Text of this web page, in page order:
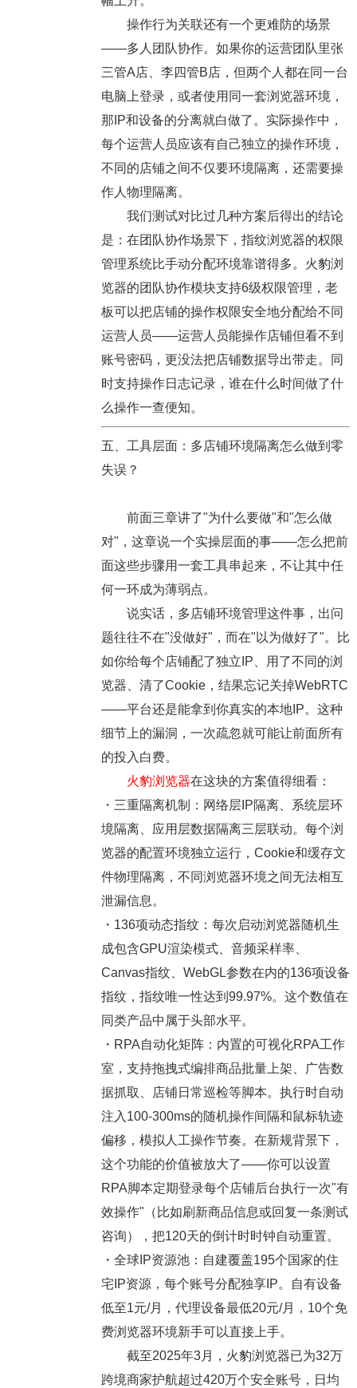
操作行为关联还有一个更难防的场景
——多人团队协作。如果你的运营团队里张
三管A店、李四管B店，但两个人都在同一台
电脑上登录，或者使用同一套浏览器环境，
那IP和设备的分离就白做了。实际操作中，
每个运营人员应该有自己独立的操作环境，
不同的店铺之间不仅要环境隔离，还需要操
作人物理隔离。
我们测试对比过几种方案后得出的结论
是：在团队协作场景下，指纹浏览器的权限
管理系统比手动分配环境靠谱得多。火豹浏
览器的团队协作模块支持6级权限管理，老
板可以把店铺的操作权限安全地分配给不同
运营人员——运营人员能操作店铺但看不到
账号密码，更没法把店铺数据导出带走。同
时支持操作日志记录，谁在什么时间做了什
么操作一查便知。
五、工具层面：多店铺环境隔离怎么做到零
失误？
前面三章讲了"为什么要做"和"怎么做
对"，这章说一个实操层面的事——怎么把前
面这些步骤用一套工具串起来，不让其中任
何一环成为薄弱点。
说实话，多店铺环境管理这件事，出问
题往往不在"没做好"，而在"以为做好了"。比
如你给每个店铺配了独立IP、用了不同的浏
览器、清了Cookie，结果忘记关掉WebRTC
——平台还是能拿到你真实的本地IP。这种
细节上的漏洞，一次疏忽就可能让前面所有
的投入白费。
火豹浏览器在这块的方案值得细看：
・三重隔离机制： 网络层IP隔离、系统层环
境隔离、应用层数据隔离三层联动。每个浏
览器的配置环境独立运行，Cookie和缓存文
件物理隔离，不同浏览器环境之间无法相互
泄漏信息。
・136项动态指纹： 每次启动浏览器随机生
成包含GPU渲染模式、音频采样率、
Canvas指纹、WebGL参数在内的136项设备
指纹，指纹唯一性达到99.97%。这个数值在
同类产品中属于头部水平。
・RPA自动化矩阵： 内置的可视化RPA工作
室，支持拖拽式编排商品批量上架、广告数
据抓取、店铺日常巡检等脚本。执行时自动
注入100-300ms的随机操作间隔和鼠标轨迹
偏移，模拟人工操作节奏。在新规背景下，
这个功能的价值被放大了——你可以设置
RPA脚本定期登录每个店铺后台执行一次"有
效操作"（比如刷新商品信息或回复一条测试
咨询），把120天的倒计时时钟自动重置。
・全球IP资源池： 自建覆盖195个国家的住
宅IP资源，每个账号分配独享IP。自有设备
低至1元/月，代理设备最低20元/月，10个免
费浏览器环境新手可以直接上手。
截至2025年3月，火豹浏览器已为32万
跨境商家护航超过420万个安全账号，日均